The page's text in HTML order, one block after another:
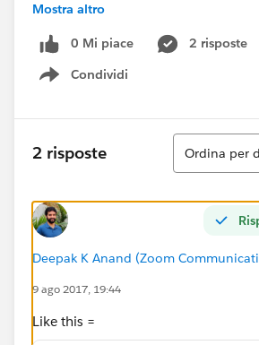
Kim
Mostra altro
0 Mi piace
2 risposte
Condividi
Show menu
2 risposte
Ordina
Ordina per
Deepak K Anand (‎‎‎‎‎‎Zoom
9 ago 2017, 19:44
Like this =